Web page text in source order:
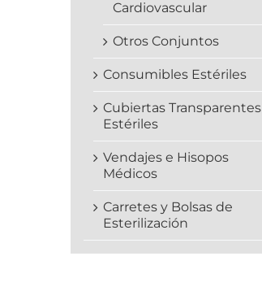
Cardiovascular
Otros Conjuntos
Consumibles Estériles
Cubiertas Transparentes
Estériles
Vendajes e Hisopos
Médicos
Carretes y Bolsas de
Esterilización